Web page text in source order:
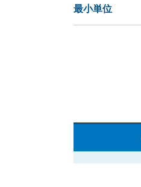
最小単位